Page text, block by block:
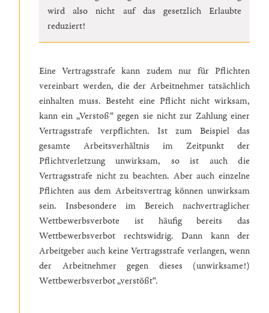
wird also nicht auf das gesetzlich Erlaubte
reduziert!
Eine Vertragsstrafe kann zudem nur für Pflichten
vereinbart werden, die der Arbeitnehmer tatsächlich
einhalten muss. Besteht eine Pflicht nicht wirksam,
kann ein „Verstoß“ gegen sie nicht zur Zahlung einer
Vertragsstrafe verpflichten. Ist zum Beispiel das
gesamte Arbeitsverhältnis im Zeitpunkt der
Pflichtverletzung unwirksam, so ist auch die
Vertragsstrafe nicht zu beachten. Aber auch einzelne
Pflichten aus dem Arbeitsvertrag können unwirksam
sein. Insbesondere im Bereich nachvertraglicher
Wettbewerbsverbote ist häufig bereits das
Wettbewerbsverbot rechtswidrig. Dann kann der
Arbeitgeber auch keine Vertragsstrafe verlangen, wenn
der Arbeitnehmer gegen dieses (unwirksame!)
Wettbewerbsverbot „verstößt“.